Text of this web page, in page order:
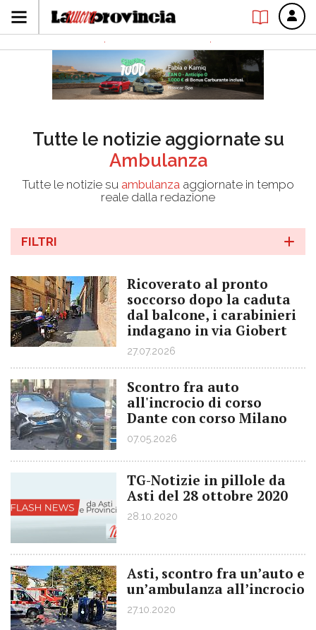
Tutte le notizie aggiornate su
Ambulanza
Tutte le notizie su ambulanza aggiornate in tempo
reale dalla redazione
FILTRI
Ricoverato al pronto
soccorso dopo la caduta
dal balcone, i carabinieri
indagano in via Giobert
27.07.2026
Scontro fra auto
all'incrocio di corso
Dante con corso Milano
07.05.2026
TG-Notizie in pillole da
Asti del 28 ottobre 2020
28.10.2020
Asti, scontro fra un’auto e
un’ambulanza all’incrocio
27.10.2020